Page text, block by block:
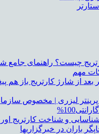
چیست؟ راهنمای جامع
مهم
بعد از شارژ کارتریج باز هم
پرینتر لیزری | مخصوص
و شناخت کارتریج
باران در خبرگزاریها